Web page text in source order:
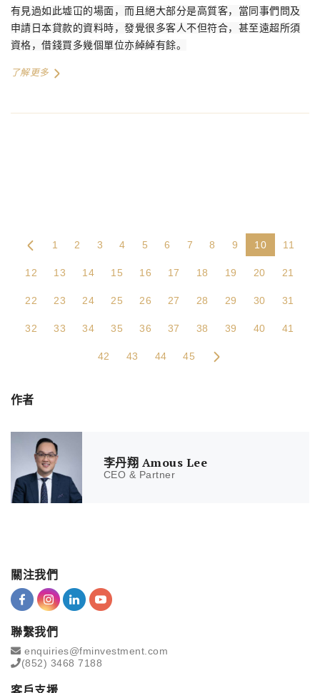
有見過如此墟冚的場面，而且絕大部分是高質客，當同事們問及
申請日本貸款的資料時，發覺很多客人不但符合，甚至遠超所須
資格，借錢買多幾個單位亦綽綽有餘。
了解更多
1 2 3 4 5 6 7 8 9 10 11
12 13 14 15 16 17 18 19 20 21
22 23 24 25 26 27 28 29 30 31
32 33 34 35 36 37 38 39 40 41
42 43 44 45
作者
李丹翔 Amous Lee
CEO & Partner
關注我們
聯繫我們
enquiries@fminvestment.com
(852) 3468 7188
客戶支援